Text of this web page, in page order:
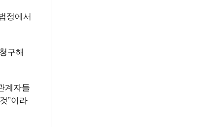
정에서
구해
계자들
”이라